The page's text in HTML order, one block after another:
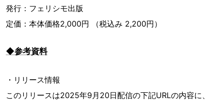
発行：フェリシモ出版
定価：本体価格2,000円 （税込み 2,200円）
◆参考資料
・リリース情報
このリリースは2025年9月20日配信の下記URLの内容に、